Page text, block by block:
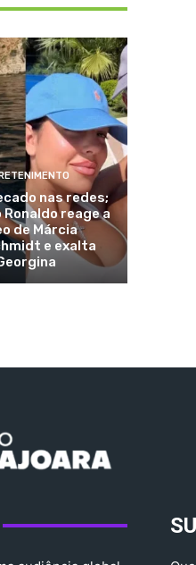
nas redes;
reage a
de Márcia
e exalta